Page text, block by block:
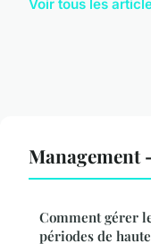
Voir tous les
Management
Comment gérer
périodes de